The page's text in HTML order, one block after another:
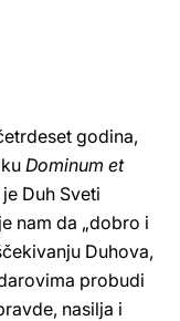
godina,
Dominum et
Duh Sveti
nam da „dobro i
Duhova,
probudi
nasilja i